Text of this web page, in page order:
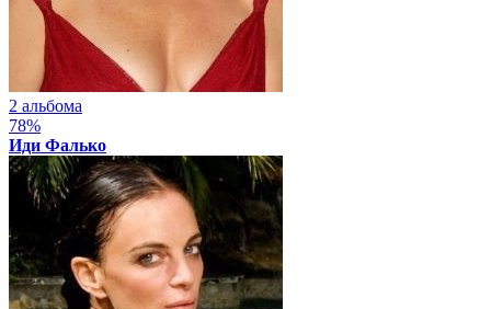
2 альбома
78%
Иди Фалько